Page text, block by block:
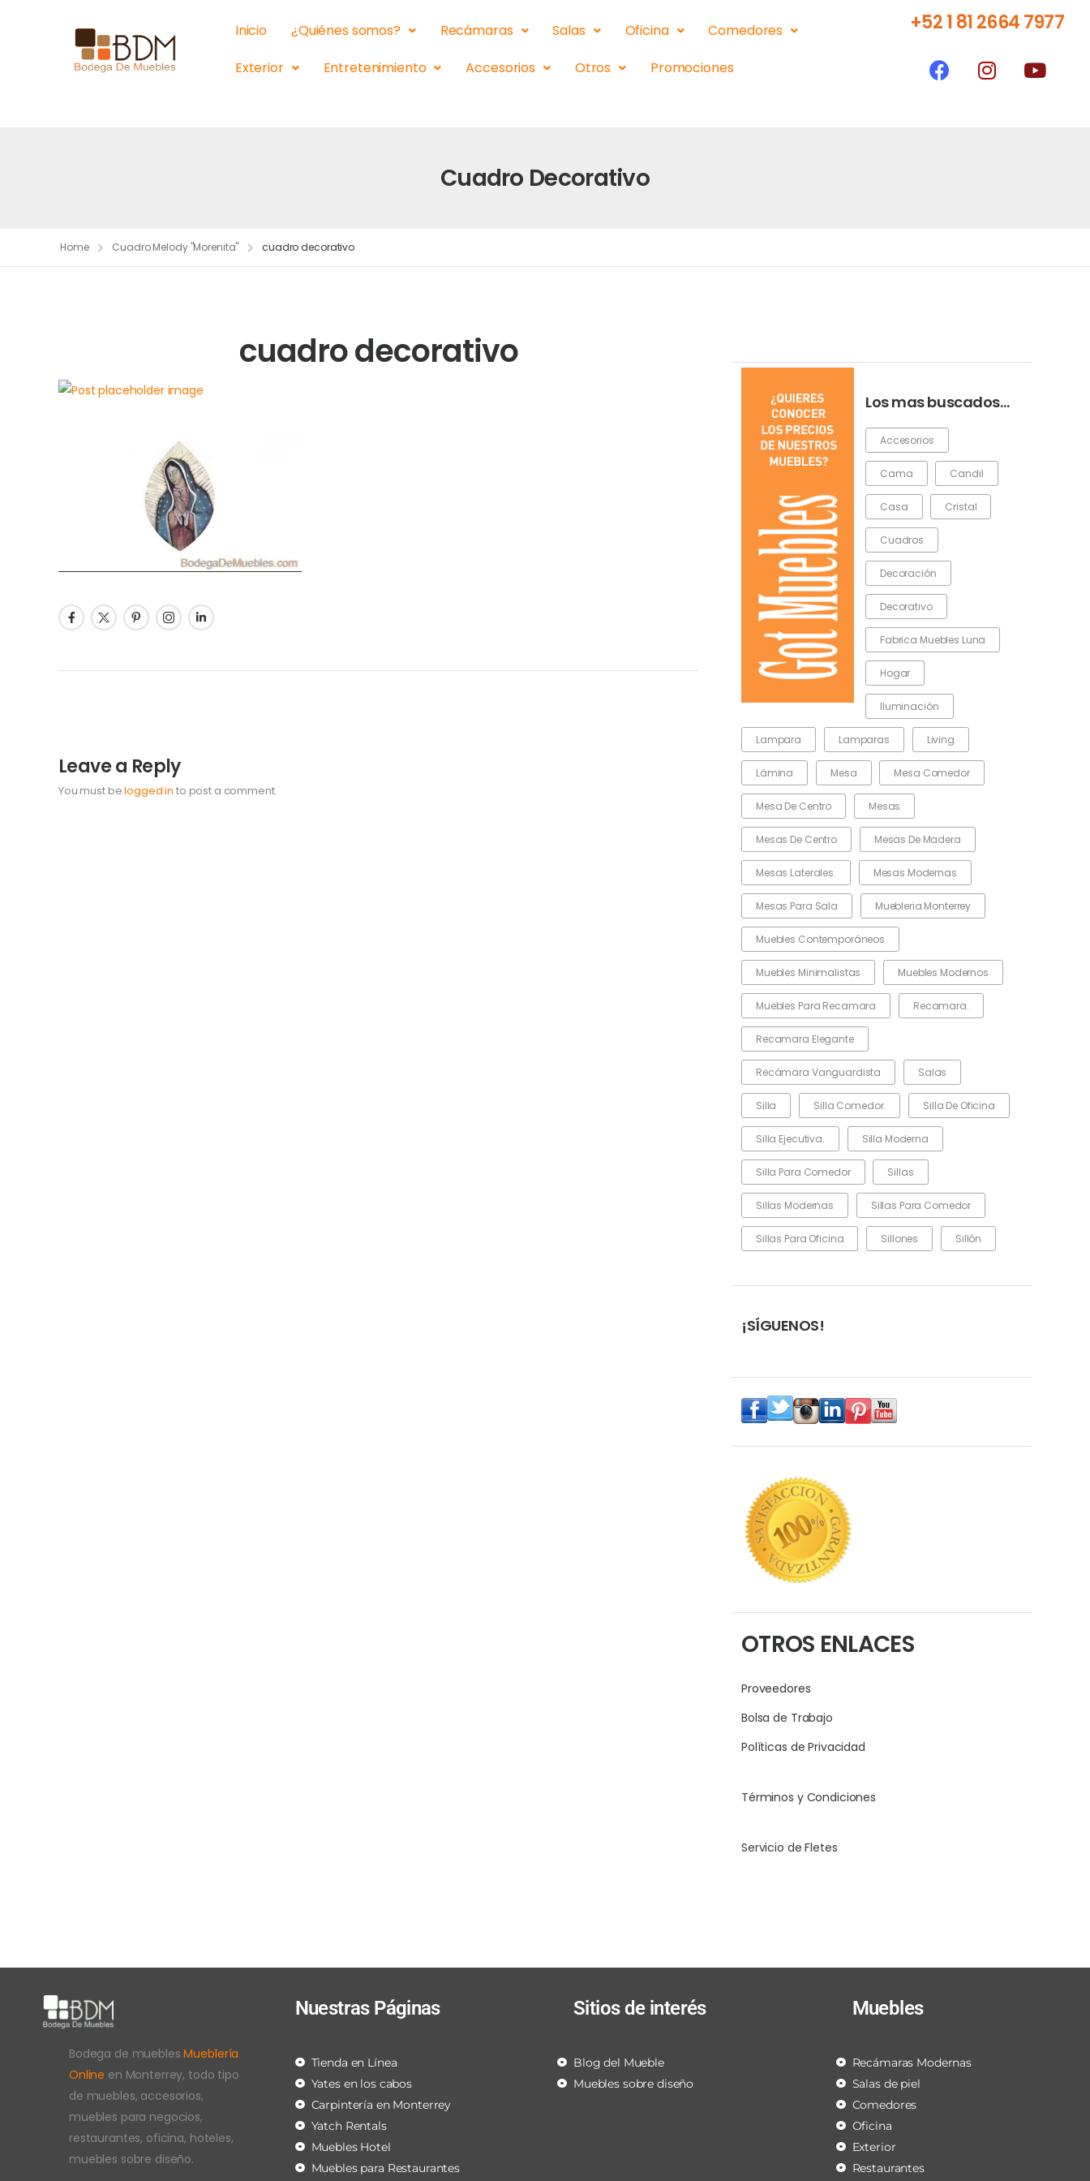
Inicio ¿Quiénes somos? Recámaras Salas Oficina
Comedores
Exterior
Entretenimiento Accesorios Otros Promociones
+52 1 81 2664 7977
Cuadro Decorativo
Home Cuadro Melody "Morenita" cuadro decorativo
Los mas buscados…
Accesorios
Cama Candil
Casa Cristal
Cuadros
Decoración
Decorativo
Fabrica Muebles Luna
Hogar
Iluminación
Lampara Lamparas Living
Lámina Mesa Mesa Comedor
Mesa De Centro Mesas
Mesas De Centro Mesas De Madera
Mesas Laterales. Mesas Modernas
Mesas Para Sala Muebleria Monterrey
Muebles Contemporáneos
Muebles Minimalistas Muebles Modernos
Muebles Para Recamara Recamara.
Recamara Elegante
Recámara Vanguardista Salas
Silla Silla Comedor. Silla De Oficina
Silla Ejecutiva. Silla Moderna
Silla Para Comedor Sillas
Sillas Modernas Sillas Para Comedor
Sillas Para Oficina Sillones Sillón
¡SÍGUENOS!
OTROS ENLACES
Proveedores
Bolsa de Trabajo
Políticas de Privacidad
Términos y Condiciones
Servicio de Fletes
cuadro decorativo
Leave a Reply
You must belogged in to post a comment.
Bodega de mueblesMueblería
Online en Monterrey, todo tipo
de muebles, accesorios,
muebles para negocios,
restaurantes, oficina, hoteles,
muebles sobre diseño.
Nuestras Páginas
Tienda en Línea
Yates en los cabos
Carpintería en Monterrey
Yatch Rentals
Muebles Hotel
Muebles para Restaurantes
Sitios de interés
Blog del Mueble
Muebles sobre diseño
Muebles
Recámaras Modernas
Salas de piel
Comedores
Oficina
Exterior
Restaurantes